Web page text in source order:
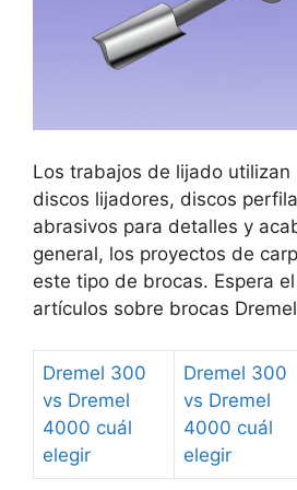
Los trabajos de lijado
discos lijadores, discos
abrasivos para detalles y
general, los proyectos de
este tipo de brocas. Espera
artículos sobre brocas
Dremel 300
vs Dremel
4000 cuál
elegir
Dremel 300
vs Dremel
4000 cuál
elegir